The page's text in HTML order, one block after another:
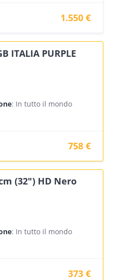
1.550 €
ITALIA PURPLE
: In tutto il mondo
758 €
(32") HD Nero
: In tutto il mondo
373 €